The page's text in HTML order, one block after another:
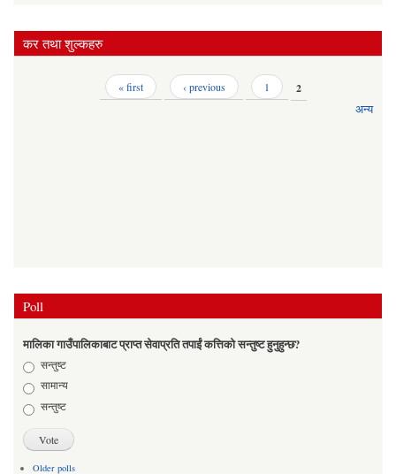
कर तथा शुल्कहरु
« first ‹ previous 1
2
अन्य
Poll
मालिका गाउँपालिकाबाट प्राप्त सेवाप्रति तपाईं कत्तिको सन्तुष्ट हुनुहुन्छ?
Choices
सन्तुष्ट
सामान्य
सन्तुष्ट
Older polls